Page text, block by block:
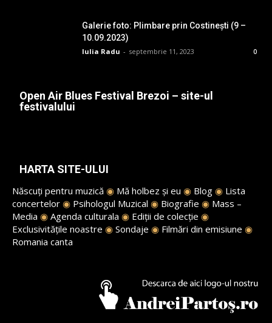
Galerie foto: Plimbare prin Costinești (9 –
10.09.2023)
Iulia Radu - septembrie 11, 2023 0
Open Air Blues Festival Brezoi – site-ul
festivalului
HARTA SITE-ULUI
Născuți pentru muzică ◉ Mă holbez și eu ◉ Blog ◉ Lista
concertelor ◉ Psihologul Muzical ◉ Biografie ◉ Mass –
Media ◉ Agenda culturala ◉ Ediții de colecție ◉
Exclusivitățile noastre ◉ Sondaje ◉ Filmări din emisiune ◉
Romania canta